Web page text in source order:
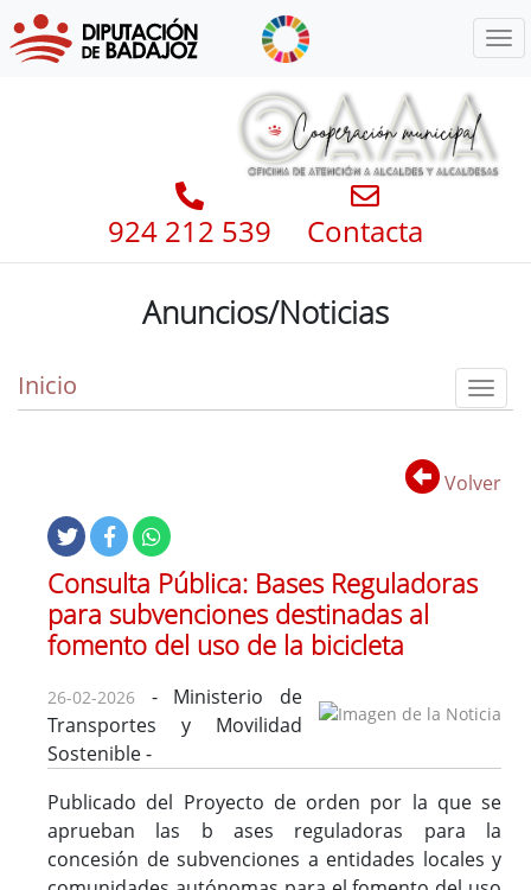
924 212 539 Contacta
Anuncios/Noticias
Inicio
Volver
Consulta Pública: Bases Reguladoras
para subvenciones destinadas al
fomento del uso de la bicicleta
26-02-2026 - Ministerio de
Transportes y Movilidad
Sostenible -
Publicado del Proyecto de orden por la que se
aprueban las b ases reguladoras para la
concesión de subvenciones a entidades locales y